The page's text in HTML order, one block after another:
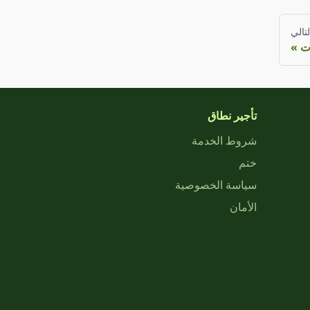
تأجير نطاق
شروط الخدمة
ختم
سياسة الخصوصية
الأمان